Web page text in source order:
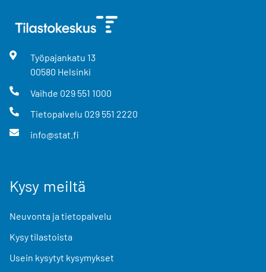
Työpajankatu 13
00580 Helsinki
Vaihde 029 551 1000
Tietopalvelu 029 551 2220
info@stat.fi
Kysy meiltä
Neuvonta ja tietopalvelu
Kysy tilastoista
Usein kysytyt kysymykset